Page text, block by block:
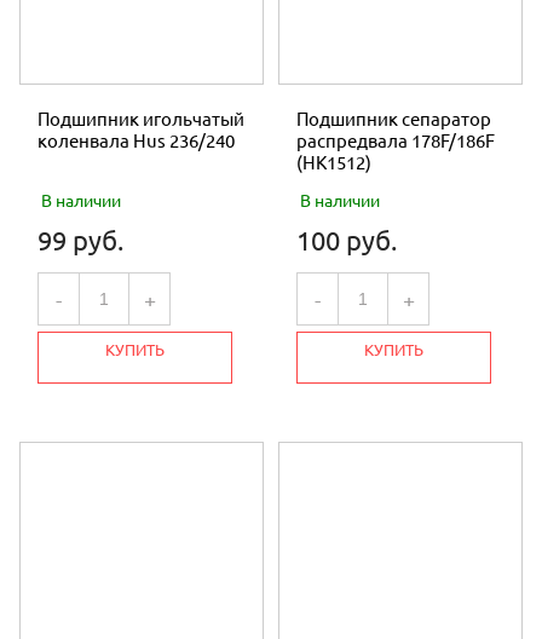
Подшипник игольчатый
коленвала Hus 236/240
В наличии
99 руб.
- +
КУПИТЬ
Подшипник сепаратор
распредвала 178F/186F
(HK1512)
В наличии
100 руб.
- +
КУПИТЬ